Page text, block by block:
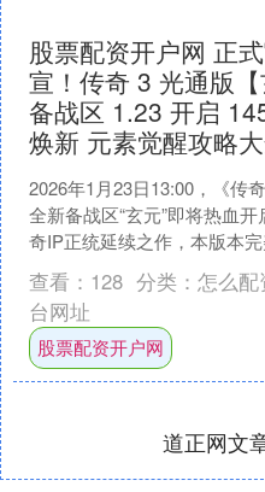
股票配资开户网 正
宣！传奇 3 光通版【
备战区 1.23 开启
焕新 元素觉醒攻略
2026年1月23日13:00，《传
全新备战区“玄元”即将热血
奇IP正统延续之作，本版本
1.45核心内容，让沙巴克攻城
查看： 128 分类： 怎么配
台网址
股票配资开户网
道正网文